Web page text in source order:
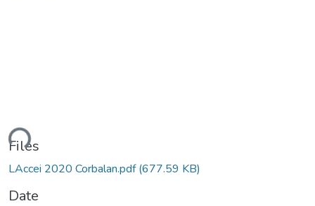
Files
LAccei 2020 Corbalan.pdf(677.59 KB)
Date